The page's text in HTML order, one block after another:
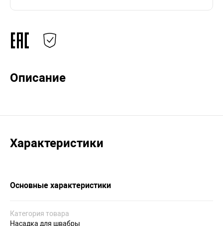
Описание
Характеристики
Основные характеристики
Категория товара
Насадка для швабры